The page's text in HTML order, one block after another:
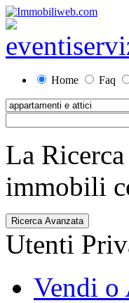
Home Faq
La
immobili
Ricerca Avanzata
Utenti
Vendi